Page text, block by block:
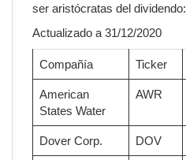
ser aristócratas del dividendo:
Actualizado a 31/12/2020
Compañía Ticker
American
States Water
AWR
Dover Corp. DOV